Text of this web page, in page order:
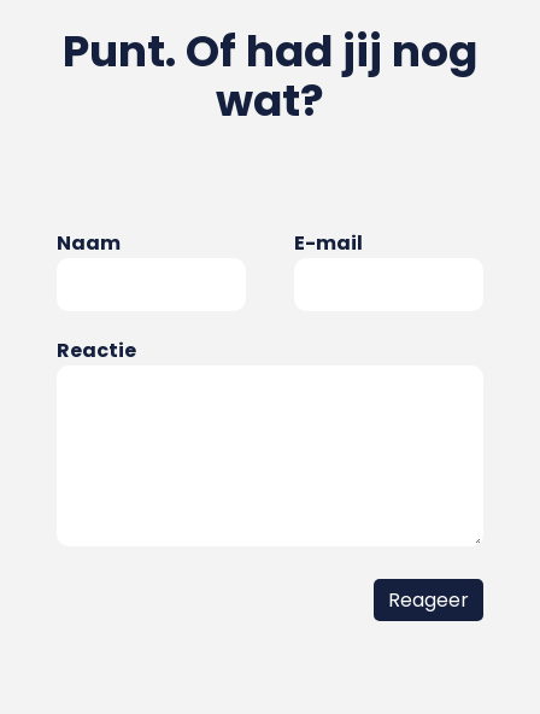
Punt. Of had jij nog
wat?
Naam E-mail
Reactie